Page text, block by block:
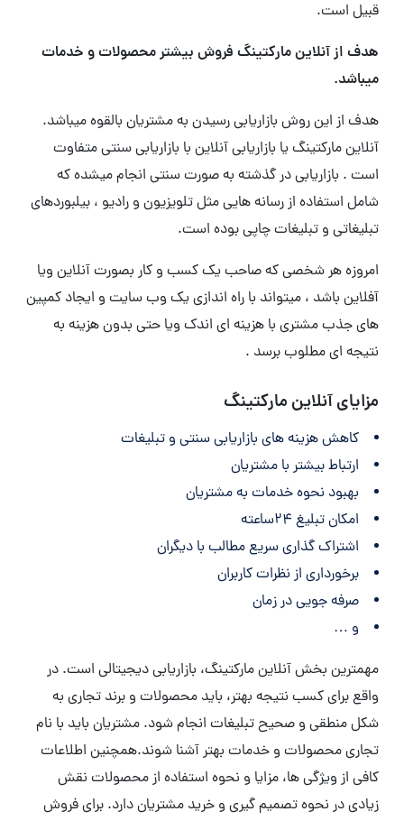
قبیل است.
هدف از آنلاین مارکتینگ فروش بیشتر محصولات و خدمات
میباشد.
هدف از این روش بازاریابی رسیدن به مشتریان بالقوه میباشد.
آنلاین مارکتینگ یا بازاریابی آنلاین با بازاریابی سنتی متفاوت
است . بازاریابی در گذشته به صورت سنتی انجام میشده که
شامل استفاده از رسانه هایی مثل تلویزیون و رادیو ، بیلبوردهای
تبلیغاتی و تبلیغات چاپی بوده است.
امروزه هر شخصی که صاحب یک کسب و کار بصورت آنلاین ویا
آفلاین باشد ، میتواند با راه اندازی یک وب سایت و ایجاد کمپین
های جذب مشتری با هزینه ای اندک ویا حتی بدون هزینه به
نتیجه ای مطلوب برسد .
مزایای آنلاین مارکتینگ
کاهش هزینه های بازاریابی سنتی و تبلیغات
ارتباط بیشتر با مشتریان
بهبود نحوه خدمات به مشتریان
امکان تبلیغ 24ساعته
اشتراک گذاری سریع مطالب با دیگران
برخورداری از نظرات کاربران
صرفه جویی در زمان
و …
مهمترین بخش آنلاین مارکتینگ، بازاریابی دیجیتالی است. در
واقع برای کسب نتیجه بهتر، باید محصولات و برند تجاری به
شکل منطقی و صحیح تبلیغات انجام شود. مشتریان باید با نام
تجاری محصولات و خدمات بهتر آشنا شوند.همچنین اطلاعات
کافی از ویژگی ها، مزایا و نحوه استفاده از محصولات نقش
زیادی در نحوه تصمیم گیری و خرید مشتریان دارد. برای فروش